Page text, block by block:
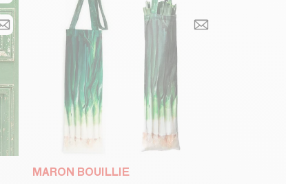
MARON BOUILLIE